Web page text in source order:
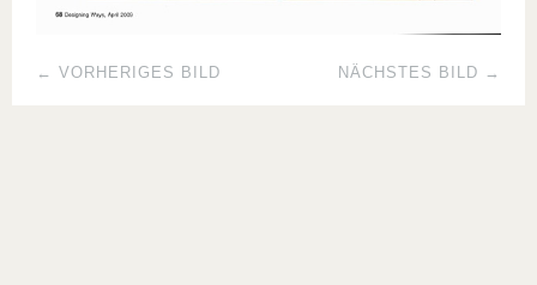
← VORHERIGES BILD NÄCHSTES BILD →